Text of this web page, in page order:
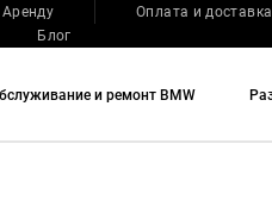
Оплата и доставка
Блог
и ремонт BMW